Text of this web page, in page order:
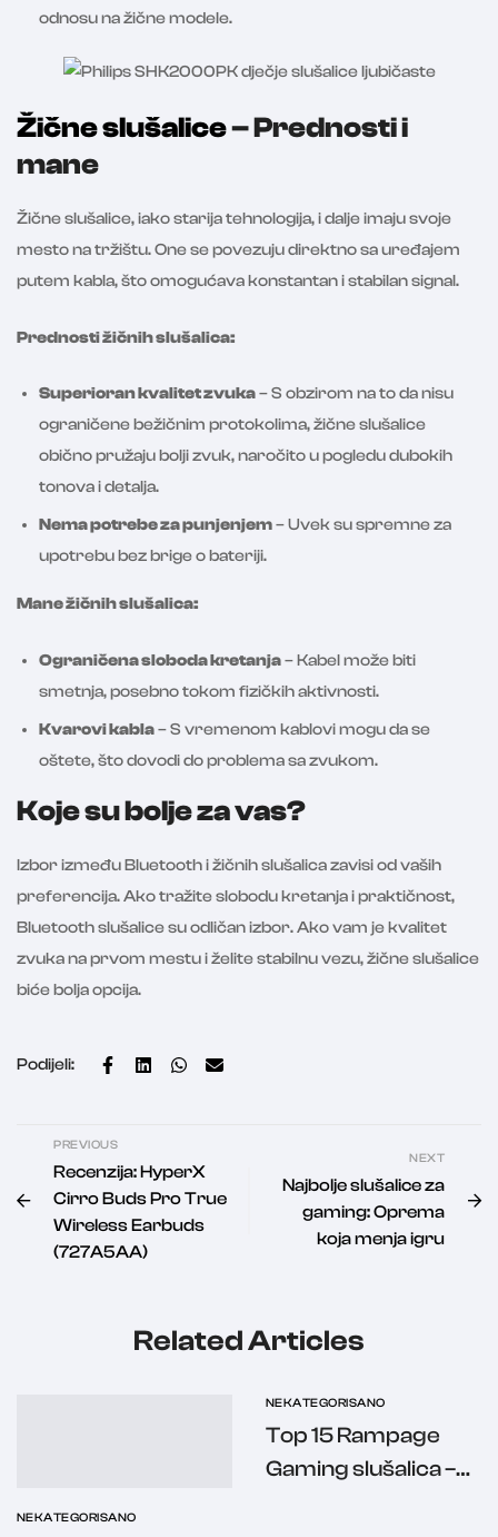
odnosu na žične modele.
Žične slušalice– Prednosti i
mane
Žične slušalice, iako starija tehnologija, i dalje imaju svoje
mesto na tržištu. One se povezuju direktno sa uređajem
putem kabla, što omogućava konstantan i stabilan signal.
Prednosti žičnih slušalica:
Superioran kvalitet zvuka– S obzirom na to da nisu
ograničene bežičnim protokolima, žične slušalice
obično pružaju bolji zvuk, naročito u pogledu dubokih
tonova i detalja.
Nema potrebe za punjenjem– Uvek su spremne za
upotrebu bez brige o bateriji.
Mane žičnih slušalica:
Ograničena sloboda kretanja– Kabel može biti
smetnja, posebno tokom fizičkih aktivnosti.
Kvarovi kabla– S vremenom kablovi mogu da se
oštete, što dovodi do problema sa zvukom.
Koje su bolje za vas?
Izbor između Bluetooth i žičnih slušalica zavisi od vaših
preferencija. Ako tražite slobodu kretanja i praktičnost,
Bluetooth slušalice su odličan izbor. Ako vam je kvalitet
zvuka na prvom mestu i želite stabilnu vezu, žične slušalice
biće bolja opcija.
Podijeli:
PREVIOUS
Recenzija: HyperX
Cirro Buds Pro True
Wireless Earbuds
(727A5AA)
NEXT
Najbolje slušalice za
gaming: Oprema
koja menja igru
Related Articles
NEKATEGORISANO
NEKATEGORISANO
Top 15 Rampage
Gaming slušalica –